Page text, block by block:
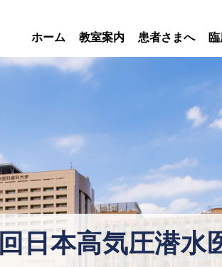
ホーム 教室案内 患者さまへ
日本高気圧潜水